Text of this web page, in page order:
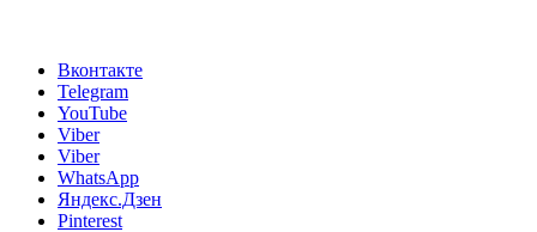
Вконтакте
Telegram
YouTube
Viber
Viber
WhatsApp
Яндекс.Дзен
Pinterest